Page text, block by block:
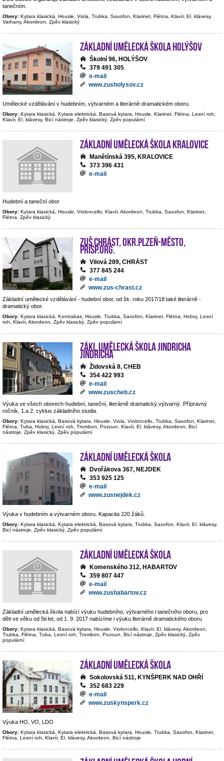
tanečním.
Obory: Kytara klasická, Housle, Viola, Trubka, Saxofon, Klarinet, Flétna, Klavír, El. klávesy,
Varhany, Akordeon, Zpěv klasický
Základní umělecká škola Holýšov
Školní 96, HOLÝŠOV
379 491 305
e-mail
www.zusholysov.cz
Umělecké vzdělávání v hudebním, výtvarném a literárně-dramatickém oboru.
Obory: Kytara klasická, Kytara elektrická, Basová kytara, Housle, Klarinet, Flétna, Lesní roh,
Klavír, El. klávesy, Bicí nástroje, Zpěv klasický, Zpěv populární
Základní umělecká škola Kralovice
Manětínská 395, KRALOVICE
373 396 431
e-mail
Hudební a taneční obor
Obory: Kytara klasická, Housle, Violoncello, Klavír, Akordeon, Trubka, Saxofon, Klarinet,
Flétna, Zpěv klasický
ZUŠ Chrást, okr.Plzeň-město,
přísp.org.
Vilová 289, CHRÁST
377 845 244
e-mail
www.zus-chrast.cz
Základní umělecké vzdělávání - hudební obor, od šk. roku 2017/18 také literárně -
dramatický obor.
Obory: Kytara klasická, Kontrabas, Housle, Trubka, Saxofon, Klarinet, Flétna, Hoboj, Lesní
roh, Klavír, Akordeon, Zpěv klasický, Zpěv populární
Zákl.umělecká škola Jindricha
Jindricha
Židovská 8, CHEB
354 422 993
e-mail
www.zuscheb.cz
Výuka ve všech oborech-hudební, taneční, literárně dramatický,výtvarný. Přípravný
ročník, 1.a 2. cyklus základního studia.
Obory: Kytara klasická, Basová kytara, Housle, Viola, Violoncello, Trubka, Saxofon, Klarinet,
Flétna, Tuba, Hoboj, Lesní roh, Trombon, Pozoun, Klavír, El. klávesy, Akordeon, Bicí
nástroje, Zpěv klasický, Zpěv populární
Základní umělecká škola
Dvořákova 367, NEJDEK
353 925 125
e-mail
www.zusnejdek.cz
Výuka v hudebním a výtvarném oboru. Kapacita 220 žáků.
Obory: Kytara klasická, Kytara elektrická, Basová kytara, Trubka, Saxofon, Klavír, El. klávesy,
Bicí nástroje, Zpěv klasický, Zpěv populární
Základní umělecká škola
Komenského 312, HABARTOV
359 807 447
e-mail
www.zushabartov.cz
Základní umělecká škola nabízí výuku hudebního, výtvarného i tanečního oboru, pro
děti ve věku od 5ti let, od 1. 9. 2017 nabízíme i výuku literárně dramatického oboru
Obory: Kytara klasická, Basová kytara, Housle, Violoncello, Klavír, El. klávesy, Akordeon,
Trubka, Flétna, Tuba, Lesní roh, Trombon, Pozoun, Bicí nástroje, Zpěv klasický, Zpěv
populární
Základní umělecká škola
Sokolovská 511, KYNŠPERK NAD OHŘÍ
352 683 229
e-mail
www.zuskynsperk.cz
Výuka HO, VO, LDO
Obory: Kytara klasická, Kytara elektrická, Basová kytara, Housle, Trubka, Saxofon, Klarinet,
Flétna, Lesní roh, Klavír, El. klávesy, Akordeon, Bicí nástroje